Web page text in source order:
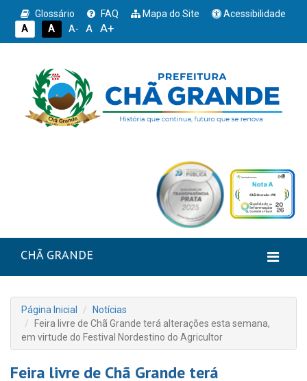
Glossário FAQ Mapa do Site
Acessibilidade
A
A A- A A+
CHÃ GRANDE
Página Inicial
Notícias
Feira livre de Chã Grande terá alterações esta semana,
em virtude do Festival Nordestino do Agricultor
Feira livre de Chã Grande terá